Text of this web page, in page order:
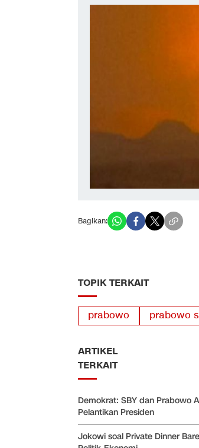
Bagikan:
TOPIK TERKAIT
prabowo prabowo
ARTIKEL
TERKAIT
Demokrat: SBY dan Prabowo
Pelantikan Presiden
Jokowi soal Private Dinner